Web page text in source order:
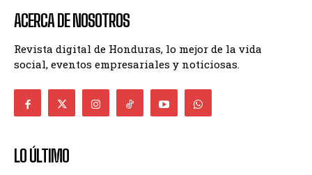
ACERCA DE NOSOTROS
Revista digital de Honduras, lo mejor de la vida
social, eventos empresariales y noticiosas.
LO ÚLTIMO